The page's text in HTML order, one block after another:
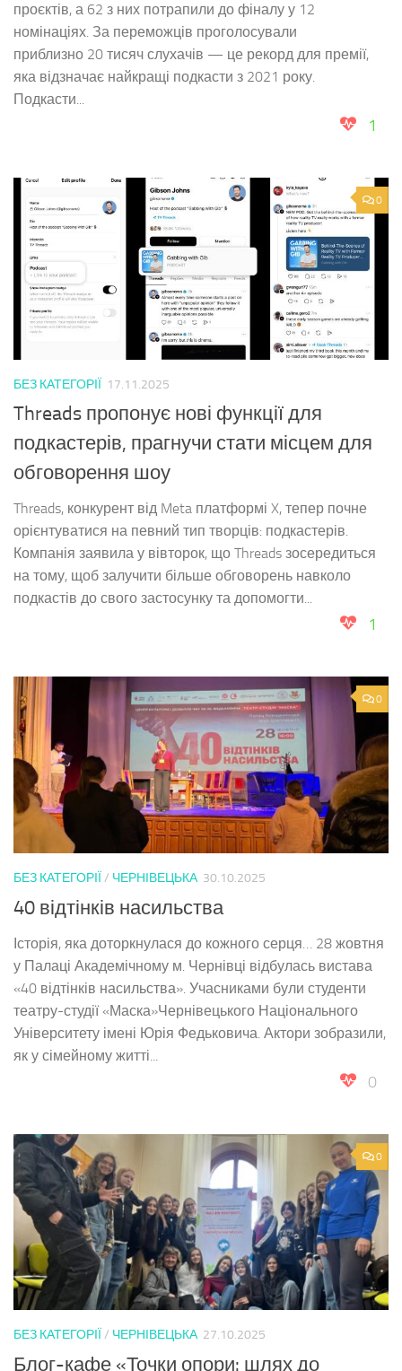
проєктів, а 62 з них потрапили до фіналу у 12
номінаціях. За переможців проголосували
приблизно 20 тисяч слухачів — це рекорд для премії,
яка відзначає найкращі подкасти з 2021 року.
Подкасти...
1
0
БЕЗ КАТЕГОРІЇ 17.11.2025
Threads пропонує нові функції для
подкастерів, прагнучи стати місцем для
обговорення шоу
Threads, конкурент від Meta платформі X, тепер почне
орієнтуватися на певний тип творців: подкастерів.
Компанія заявила у вівторок, що Threads зосередиться
на тому, щоб залучити більше обговорень навколо
подкастів до свого застосунку та допомогти...
1
0
БЕЗ КАТЕГОРІЇ / ЧЕРНІВЕЦЬКА 30.10.2025
40 відтінків насильства
Історія, яка доторкнулася до кожного серця… 28 жовтня
у Палаці Академічному м. Чернівці відбулась вистава
«40 відтінків насильства». Учасниками були студенти
театру-студії «Маска»Чернівецького Національного
Університету імені Юрія Федьковича. Актори зобразили,
як у сімейному житті...
0
0
БЕЗ КАТЕГОРІЇ / ЧЕРНІВЕЦЬКА 27.10.2025
Блог-кафе «Точки опори: шлях до